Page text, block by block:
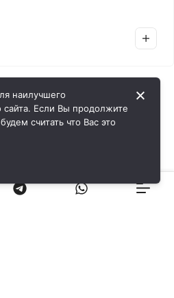
наилучшего
сайта. Если Вы продолжите
считать что Вас это